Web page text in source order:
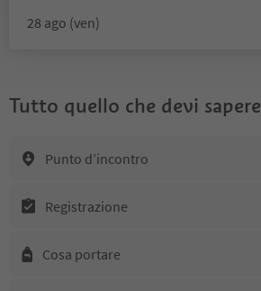
28 ago (ven)
Tutto quello che devi sapere
Punto d’incontro
Registrazione
Cosa portare